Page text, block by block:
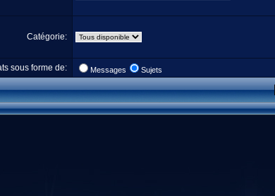
Catégorie:
sous forme de: Messages Sujets